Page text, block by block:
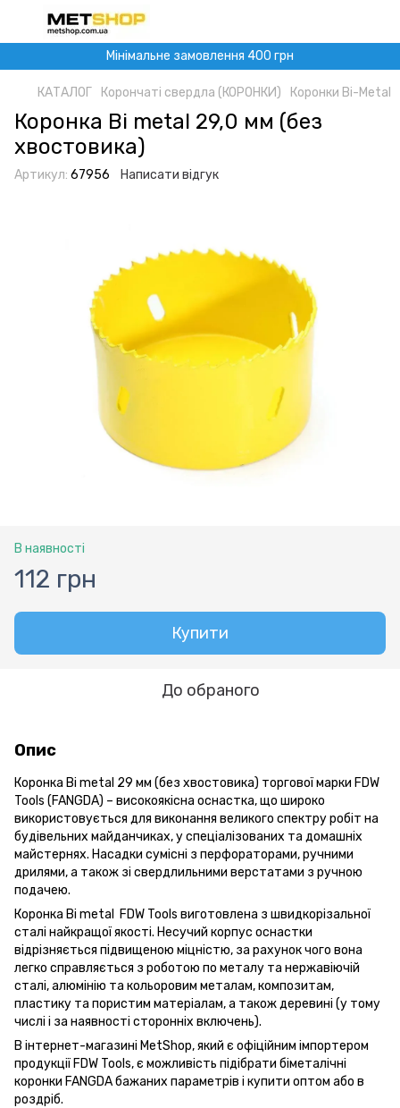
Мінімальне замовлення 400 грн
КАТАЛОГ Корончаті свердла (КОРОНКИ) Коронки Bi-Metal
Коронка Bi metal 29,0 мм (без
хвостовика)
Артикул: 67956 Написати відгук
В наявності
112 грн
Купити
До обраного
Опис
Коронка Bi metal 29 мм (без хвостовика) торгової марки FDW
Tools (FANGDA) – високоякісна оснастка, що широко
використовується для виконання великого спектру робіт на
будівельних майданчиках, у спеціалізованих та домашніх
майстернях. Насадки сумісні з перфораторами, ручними
дрилями, а також зі свердлильними верстатами з ручною
подачею.
Коронка Bi metal FDW Tools виготовлена ​​з швидкорізальної
сталі найкращої якості. Несучий корпус оснастки
відрізняється підвищеною міцністю, за рахунок чого вона
легко справляється з роботою по металу та нержавіючій
сталі, алюмінію та кольоровим металам, композитам,
пластику та пористим матеріалам, а також деревині (у тому
числі і за наявності сторонніх включень).
В інтернет-магазині MetShop, який є офіційним імпортером
продукції FDW Tools, є можливість підібрати біметалічні
коронки FANGDA бажаних параметрів і купити оптом або в
роздріб.